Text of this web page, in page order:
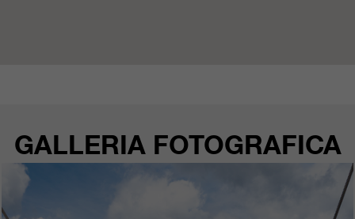
GALLERIA FOTOGRAFICA